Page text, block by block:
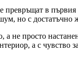
в
но с достатъчно
не просто
а с чувство